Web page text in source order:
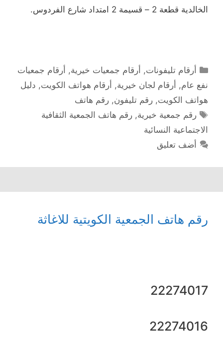
الخالدية قطعة 2 – قسيمة 2 امتداد شارع الفردوس.
التصنيفات
أرقام تليفونات, أرقام جمعيات خيرية, أرقام جمعيات
نفع عام, أرقام لجان خيرية, أرقام هواتف الكويت, دليل
هواتف الكويت, رقم تليفون, رقم هاتف
الوسوم
رقم جمعية خيرية,رقم هاتف الجمعية الثقافية
الاجتماعية النسائية
أضف تعليق
رقم هاتف الجمعية الكويتية للاغاثة
22274017
22274016